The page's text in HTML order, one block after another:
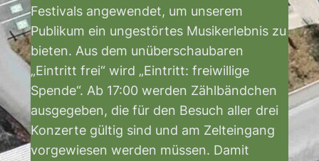
Festivals angewendet, um unserem
Publikum ein ungestörtes Musikerlebnis zu
bieten. Aus dem unüberschaubaren
„Eintritt frei“ wird „Eintritt: freiwillige
Spende“. Ab 17:00 werden Zählbändchen
ausgegeben, die für den Besuch aller drei
Konzerte gültig sind und am Zelteingang
vorgewiesen werden müssen. Damit